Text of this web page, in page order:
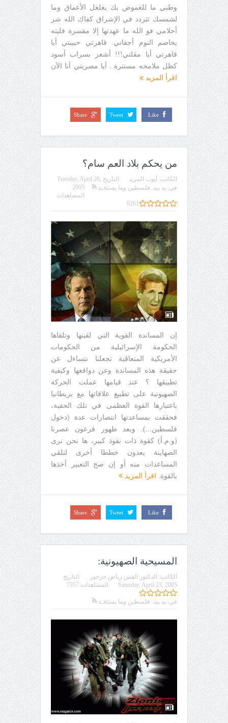
وطني ما للغموض بك يغلغل الأعماق وما
لشمسك تتردد في الإشراق كفاك الله شر
أحلامي فو الله ما عهدتها إلا مفسرة فليته
يخاصم النوم أجفاني. قاهرتي حبيبتي أيا
قاهرتي أيا مقلتي!!! أشعر بسراب أسود
كظل ملامحه مستترة . أيا مصريتي أنا الآن
اقرأ المزيد
Like
Tweet
Share
من يحكم بلاد العم سام؟
الكاتب: أيوب المزين التاريخ Tuesday, April 26,
2005
في: يد بيد..فلسطين وما يستَجَـد
المشاهدات
6261
إن المساندة القوية التي لقيتها وتلقاها
الحكومة الإسرائيلية من الحكومات
الأمريكية المتعاقبة تجعلنا نتساءل عن
حقيقة هذه المساندة وعن دوافعها وكيفية
تطبيقها ؟ عند قيامها عملت الحركة
الصهيونية على تطبيع علاقاتها مع بريطانيا
باعتبارها القوة العظمى في تلك الحقبة،
فحققت بمساعدتها انتصارات عدة (دخول
فلسطين...). وبعد ظهور فرعون عصرنا
(و.م.أ) كقوة ذات نفوذ كبير، ها نحن نرى
الصهاينة يعدون خططا أخرى لتلقي
المساعدات منه أو إن صح التعبير أخذها
بالقوة. اقرأ المزيد
Like
Tweet
Share
المسيحية الصهيونية:
الكاتب: الدكتور القس رياض جرجور
التاريخ
Saturday, April 23, 2005
في: يد بيد..فلسطين وما يستَجَـد
المشاهدات 7357